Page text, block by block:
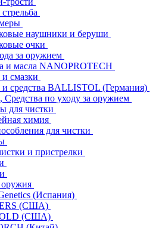
наушники и беруши
очки
за оружием
и масла NANOPROTECH
смазки
средства BALLISTOL (Германия)
Средства по уходу за оружием
для чистки
химия
для чистки
и пристрелки
(Испания)
(США)
(США)